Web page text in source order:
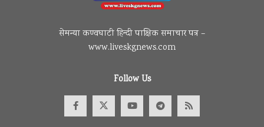
सेमन्या कण्वघाटी हिन्दी पाक्षिक समाचार पत्र –
www.liveskgnews.com
Follow Us